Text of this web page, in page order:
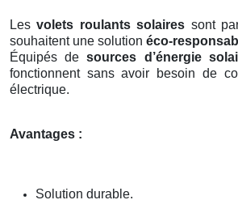
Lesvolets roulants solaires sont
souhaitent une solution éco-
Équipés desources d’énergie
fonctionnent sans avoir besoin de
électrique.
Avantages :
Solution durable.